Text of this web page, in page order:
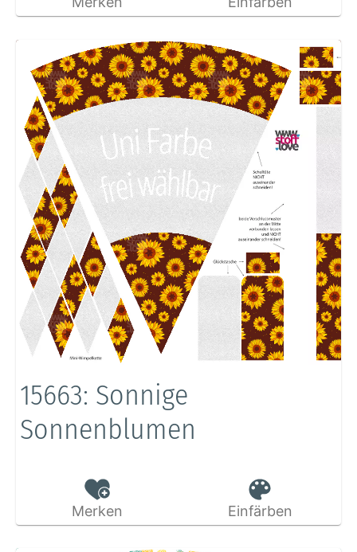
15663: Sonnige
Sonnenblumen
Merken Einfärben